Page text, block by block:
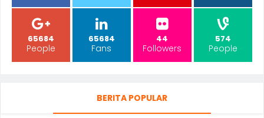
65684
People
65684
Fans
44
Followers
574
People
BERITA POPULAR